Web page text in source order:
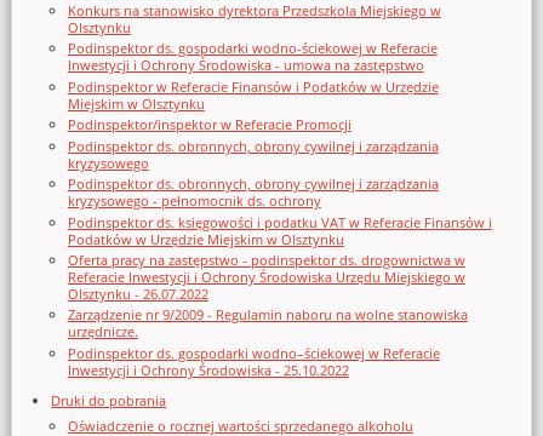
Konkurs na stanowisko dyrektora Przedszkola Miejskiego w
Olsztynku
Podinspektor ds. gospodarki wodno-ściekowej w Referacie
Inwestycji i Ochrony Środowiska - umowa na zastępstwo
Podinspektor w Referacie Finansów i Podatków w Urzędzie
Miejskim w Olsztynku
Podinspektor/inspektor w Referacie Promocji
Podinspektor ds. obronnych, obrony cywilnej i zarządzania
kryzysowego
Podinspektor ds. obronnych, obrony cywilnej i zarządzania
kryzysowego - pełnomocnik ds. ochrony
Podinspektor ds. księgowości i podatku VAT w Referacie Finansów i
Podatków w Urzędzie Miejskim w Olsztynku
Oferta pracy na zastępstwo - podinspektor ds. drogownictwa w
Referacie Inwestycji i Ochrony Środowiska Urzędu Miejskiego w
Olsztynku - 26.07.2022
Zarządzenie nr 9/2009 - Regulamin naboru na wolne stanowiska
urzędnicze.
Podinspektor ds. gospodarki wodno–ściekowej w Referacie
Inwestycji i Ochrony Środowiska - 25.10.2022
Druki do pobrania
Oświadczenie o rocznej wartości sprzedanego alkoholu